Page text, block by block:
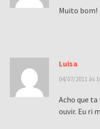
Muito bom!
Luisa
04/07/2011 às
Acho que
ouvir. Eu ri